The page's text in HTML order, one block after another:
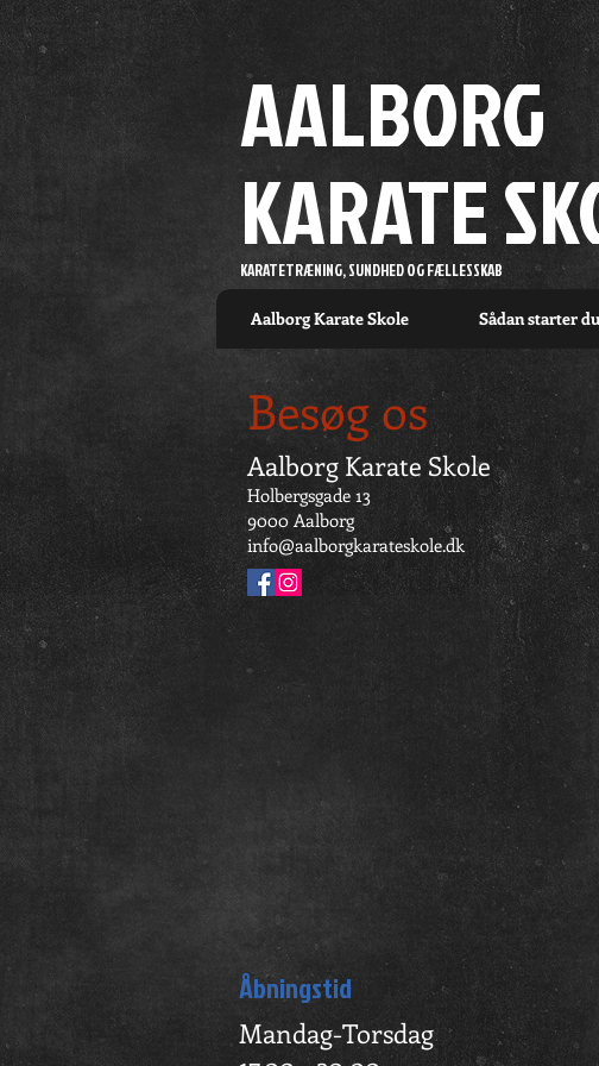
AALBORG
KARATE
KARATETRÆNING, SUNDHED OG FÆLLESSKAB
Aalborg Karate Skole Sådan starter
Besøg os
Aalborg Karate Skole
Holbergsgade 13
9000 Aalborg
info@aalborgkarateskole.dk
Åbningstid
Mandag-Torsdag